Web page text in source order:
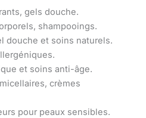
gels douche.
shampooings.
douche et soins naturels.
et soins anti-âge.
crèmes
pour peaux sensibles.